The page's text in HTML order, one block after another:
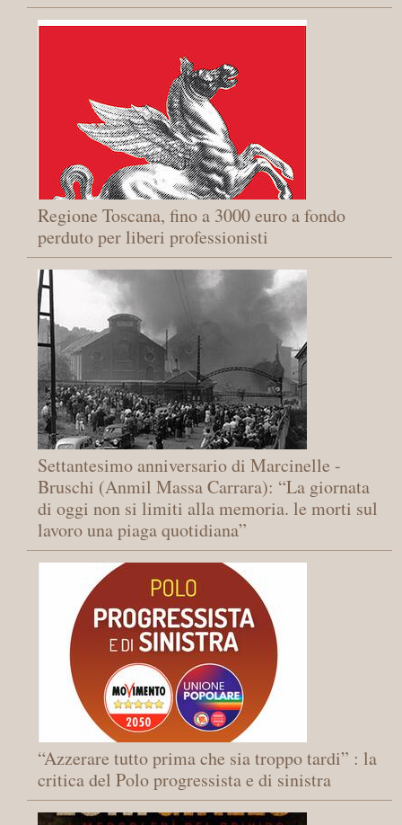
Regione Toscana, fino a 3000 euro a fondo
perduto per liberi professionisti
Settantesimo anniversario di Marcinelle -
Bruschi (Anmil Massa Carrara): “La giornata
di oggi non si limiti alla memoria. le morti sul
lavoro una piaga quotidiana”
“Azzerare tutto prima che sia troppo tardi” : la
critica del Polo progressista e di sinistra